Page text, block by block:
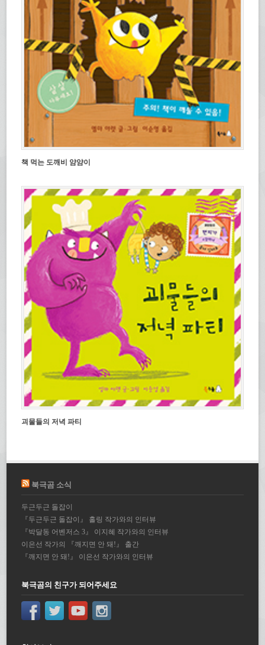
책 먹는 도깨비 얌얌이
괴물들의 저녁 파티
북극곰 소식
두근두근 돌잡이
『두근두근 돌잡이』 홀링 작가와의 인터뷰
『박달동 어벤저스 3』 이지혜 작가와의 인터뷰
이은선 작가의 『깨지면 안 돼!』 출간
『깨지면 안 돼!』 이은선 작가와의 인터뷰
북극곰의 친구가 되어주세요